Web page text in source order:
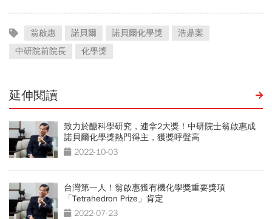
翁啟惠 諾貝爾 諾貝爾化學獎
浩鼎案
中研院前院長
化學獎
延伸閱讀
致力於醣科學研究，連拿2大獎！中研院士翁啟惠成
諾貝爾化學獎熱門得主，獲獎呼聲高
2022-10-03
台灣第一人！翁啟惠獲有機化學獎重要獎項
「Tetrahedron Prize」肯定
2022-07-23